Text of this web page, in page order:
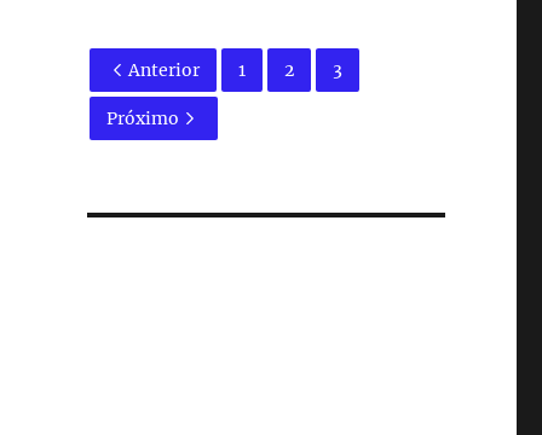
Anterior 1 2 3
Próximo